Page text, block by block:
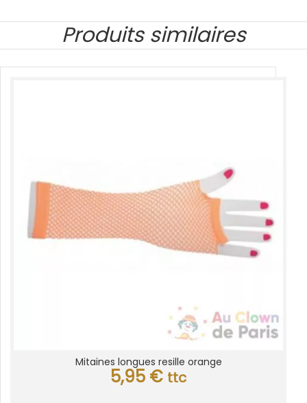
Produits similaires
Mitaines longues resille orange
5,95 € ttc